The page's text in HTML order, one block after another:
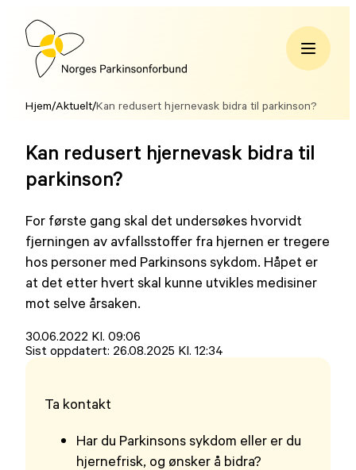
Hopp
innholdNorges
Hjem/Aktuelt/Kan redusert hjernevask bidra til parkinson?
Kan redusert hjernevask bidra til
parkinson?
For første gang skal det undersøkes hvorvidt
fjerningen av avfallsstoffer fra hjernen er tregere
hos personer med Parkinsons sykdom. Håpet er
at det etter hvert skal kunne utvikles medisiner
mot selve årsaken.
Lagt
ut
på
30.06.2022 Kl. 09:06
Sist oppdatert: 26.08.2025 Kl. 12:34
Ta kontakt
Har du Parkinsons sykdom eller er du
hjernefrisk, og ønsker å bidra?